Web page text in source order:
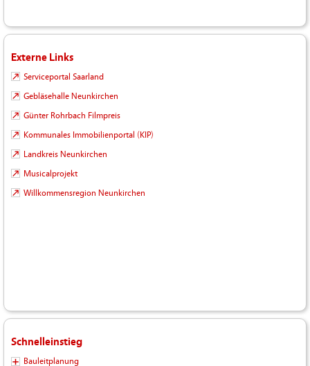
Externe Links
Serviceportal Saarland
Gebläsehalle Neunkirchen
Günter Rohrbach Filmpreis
Kommunales Immobilienportal (KIP)
Landkreis Neunkirchen
Musicalprojekt
Willkommensregion Neunkirchen
Schnelleinstieg
Bauleitplanung